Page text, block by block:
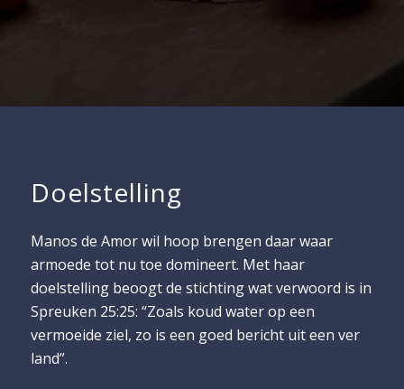
Doelstelling
Manos de Amor wil hoop brengen daar waar
armoede tot nu toe domineert. Met haar
doelstelling beoogt de stichting wat verwoord is in
Spreuken 25:25: “Zoals koud water op een
vermoeide ziel, zo is een goed bericht uit een ver
land”.